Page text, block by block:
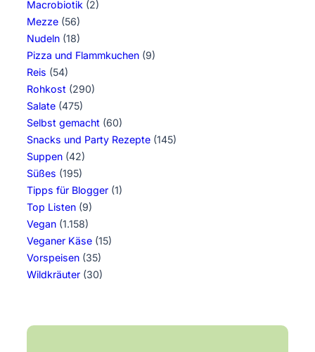
Macrobiotik (2)
Mezze (56)
Nudeln (18)
Pizza und Flammkuchen (9)
Reis (54)
Rohkost (290)
Salate (475)
Selbst gemacht (60)
Snacks und Party Rezepte (145)
Suppen (42)
Süßes (195)
Tipps für Blogger (1)
Top Listen (9)
Vegan (1.158)
Veganer Käse (15)
Vorspeisen (35)
Wildkräuter (30)